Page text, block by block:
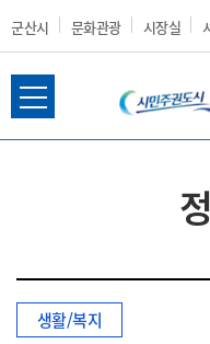
군산시 문화관광 시장실
군
전
체
생활/복지